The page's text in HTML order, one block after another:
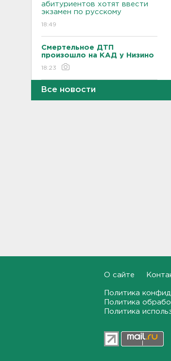
абитуриентов хотят ввести
экзамен по русскому
18:49
Смертельное ДТП
произошло на КАД у Низино
18:23
Наезд моторной лодки на
списки. Ленобласть подвела
мормонов из Выборга
Все новости
О сайте
Политика
Политика
Политика